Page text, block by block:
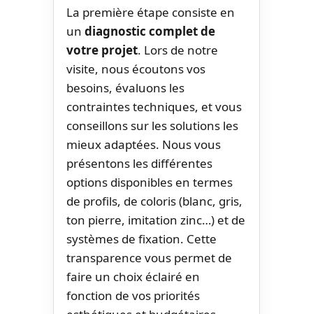
La première étape consiste en
un diagnostic complet de
votre projet. Lors de notre
visite, nous écoutons vos
besoins, évaluons les
contraintes techniques, et vous
conseillons sur les solutions les
mieux adaptées. Nous vous
présentons les différentes
options disponibles en termes
de profils, de coloris (blanc, gris,
ton pierre, imitation zinc…) et de
systèmes de fixation. Cette
transparence vous permet de
faire un choix éclairé en
fonction de vos priorités